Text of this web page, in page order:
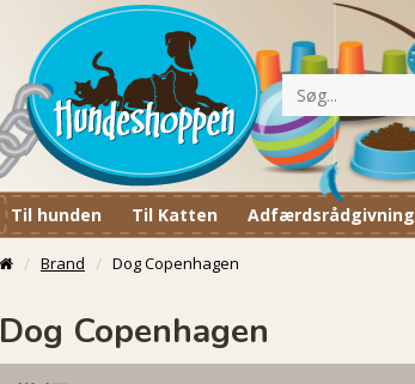
Til hunden Til Katten Adfærdsrådgivning
Brand Dog Copenhagen
Dog Copenhagen